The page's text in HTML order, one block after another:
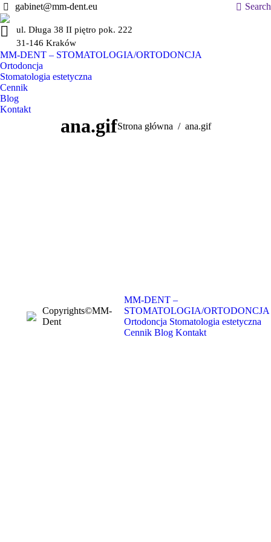
gabinet@mm-dent.eu Szukaj:
Search
ul. Długa 38 II piętro pok. 222
31-146 Kraków
MM-DENT – STOMATOLOGIA/ORTODONCJA
Ortodoncja
Stomatologia estetyczna
Cennik
Blog
Kontakt
ana.gifJesteś tutaj:
Strona główna ana.gif
Copyrights©MM-
Dent
MM-DENT –
STOMATOLOGIA/ORTODONCJA
Ortodoncja Stomatologia estetyczna
Cennik Blog Kontakt